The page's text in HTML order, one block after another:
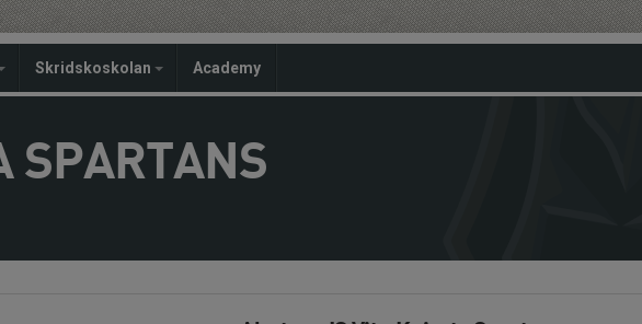
Skridskoskolan Academy
SPARTANS